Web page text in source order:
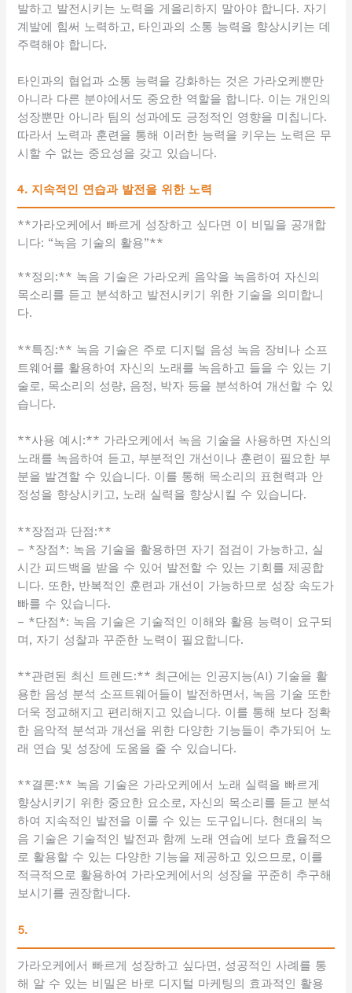
발하고 발전시키는 노력을 게을리하지 말아야 합니다. 자기
계발에 힘써 노력하고, 타인과의 소통 능력을 향상시키는 데
주력해야 합니다.
타인과의 협업과 소통 능력을 강화하는 것은 가라오케뿐만
아니라 다른 분야에서도 중요한 역할을 합니다. 이는 개인의
성장뿐만 아니라 팀의 성과에도 긍정적인 영향을 미칩니다.
따라서 노력과 훈련을 통해 이러한 능력을 키우는 노력은 무
시할 수 없는 중요성을 갖고 있습니다.
4. 지속적인 연습과 발전을 위한 노력
**가라오케에서 빠르게 성장하고 싶다면 이 비밀을 공개합
니다: “녹음 기술의 활용”**
**정의:** 녹음 기술은 가라오케 음악을 녹음하여 자신의
목소리를 듣고 분석하고 발전시키기 위한 기술을 의미합니
다.
**특징:** 녹음 기술은 주로 디지털 음성 녹음 장비나 소프
트웨어를 활용하여 자신의 노래를 녹음하고 들을 수 있는 기
술로, 목소리의 성량, 음정, 박자 등을 분석하여 개선할 수 있
습니다.
**사용 예시:** 가라오케에서 녹음 기술을 사용하면 자신의
노래를 녹음하여 듣고, 부분적인 개선이나 훈련이 필요한 부
분을 발견할 수 있습니다. 이를 통해 목소리의 표현력과 안
정성을 향상시키고, 노래 실력을 향상시킬 수 있습니다.
**장점과 단점:**
– *장점*: 녹음 기술을 활용하면 자기 점검이 가능하고, 실
시간 피드백을 받을 수 있어 발전할 수 있는 기회를 제공합
니다. 또한, 반복적인 훈련과 개선이 가능하므로 성장 속도가
빠를 수 있습니다.
– *단점*: 녹음 기술은 기술적인 이해와 활용 능력이 요구되
며, 자기 성찰과 꾸준한 노력이 필요합니다.
**관련된 최신 트렌드:** 최근에는 인공지능(AI) 기술을 활
용한 음성 분석 소프트웨어들이 발전하면서, 녹음 기술 또한
더욱 정교해지고 편리해지고 있습니다. 이를 통해 보다 정확
한 음악적 분석과 개선을 위한 다양한 기능들이 추가되어 노
래 연습 및 성장에 도움을 줄 수 있습니다.
**결론:** 녹음 기술은 가라오케에서 노래 실력을 빠르게
향상시키기 위한 중요한 요소로, 자신의 목소리를 듣고 분석
하여 지속적인 발전을 이룰 수 있는 도구입니다. 현대의 녹
음 기술은 기술적인 발전과 함께 노래 연습에 보다 효율적으
로 활용할 수 있는 다양한 기능을 제공하고 있으므로, 이를
적극적으로 활용하여 가라오케에서의 성장을 꾸준히 추구해
보시기를 권장합니다.
5.
가라오케에서 빠르게 성장하고 싶다면, 성공적인 사례를 통
해 알 수 있는 비밀은 바로 디지털 마케팅의 효과적인 활용